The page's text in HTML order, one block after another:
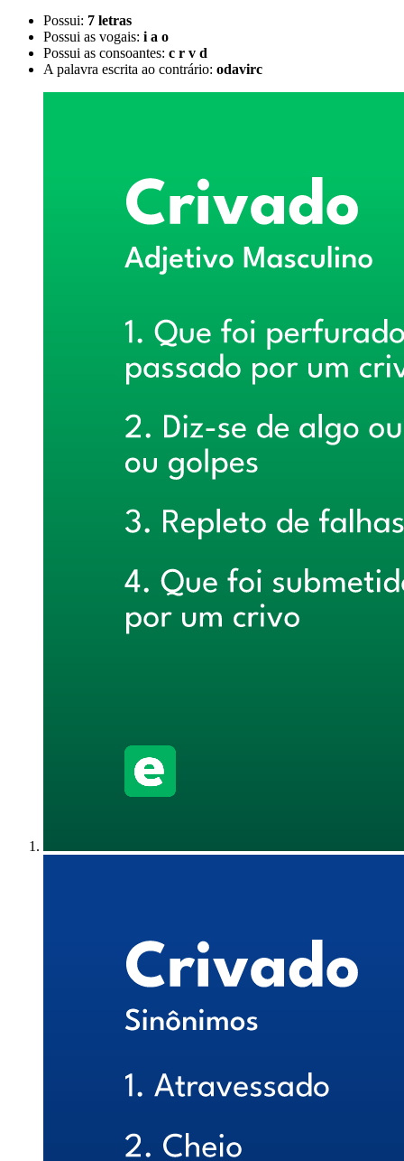
Possui: 7 letras
Possui as vogais: i a o
Possui as consoantes: c r v d
A palavra escrita ao contrário: odavirc